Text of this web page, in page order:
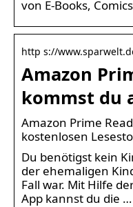
von E-Books,
http s://
Amazon
kommst du
Amazon Prime
kostenlosen
Du benötigst kein
der ehemaligen
Fall war. Mit Hilfe
App kannst du die …